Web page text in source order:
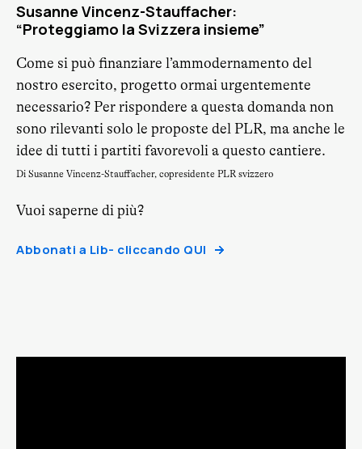
Susanne Vincenz-Stauffacher:
“Proteggiamo la Svizzera insieme”
Come si può finanziare l’ammodernamento del
nostro esercito, progetto ormai urgentemente
necessario? Per rispondere a questa domanda non
sono rilevanti solo le proposte del PLR, ma anche le
idee di tutti i partiti favorevoli a questo cantiere.
Di Susanne Vincenz-Stauffacher, copresidente PLR svizzero
Vuoi saperne di più?
Abbonati a Lib- cliccando QUI